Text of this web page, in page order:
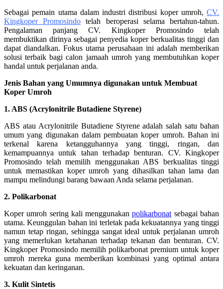
Sebagai pemain utama dalam industri distribusi koper umroh, CV.
Kingkoper Promosindo telah beroperasi selama bertahun-tahun.
Pengalaman panjang CV. Kingkoper Promosindo telah
membuktikan dirinya sebagai penyedia koper berkualitas tinggi dan
dapat diandalkan. Fokus utama perusahaan ini adalah memberikan
solusi terbaik bagi calon jamaah umroh yang membutuhkan koper
handal untuk perjalanan anda.
Jenis Bahan yang Umumnya digunakan untuk Membuat
Koper Umroh
1. ABS (Acrylonitrile Butadiene Styrene)
ABS atau Acrylonitrile Butadiene Styrene adalah salah satu bahan
umum yang digunakan dalam pembuatan koper umroh. Bahan ini
terkenal karena ketangguhannya yang tinggi, ringan, dan
kemampuannya untuk tahan terhadap benturan. CV. Kingkoper
Promosindo telah memilih menggunakan ABS berkualitas tinggi
untuk memastikan koper umroh yang dihasilkan tahan lama dan
mampu melindungi barang bawaan Anda selama perjalanan.
2. Polikarbonat
Koper umroh sering kali menggunakanpolikarbonat sebagai bahan
utama. Keunggulan bahan ini terletak pada kekuatannya yang tinggi
namun tetap ringan, sehingga sangat ideal untuk perjalanan umroh
yang memerlukan ketahanan terhadap tekanan dan benturan. CV.
Kingkoper Promosindo memilih polikarbonat premium untuk koper
umroh mereka guna memberikan kombinasi yang optimal antara
kekuatan dan keringanan.
3. Kulit Sintetis